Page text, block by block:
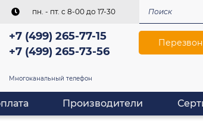
пн. - пт. c 8-00 до 17-30
+7 (499) 265-77-15
+7 (499) 265-73-56
Многоканальный телефон
Производители